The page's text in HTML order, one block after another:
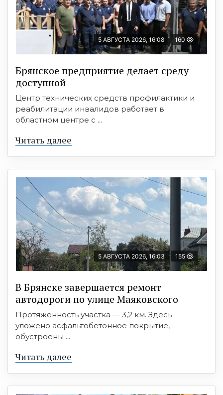
5 АВГУСТА 2026, 16:08 160
Брянское предприятие делает среду
доступной
Центр технических средств профилактики и
реабилитации инвалидов работает в
областном центре с ...
Читать далее
5 АВГУСТА 2026, 16:03 155
В Брянске завершается ремонт
автодороги по улице Маяковского
Протяженность участка — 3,2 км. Здесь
уложено асфальтобетонное покрытие,
обустроены ...
Читать далее